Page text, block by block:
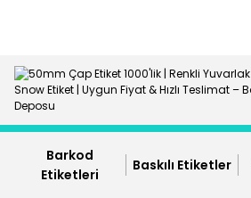
Barkod
Etiketleri
Baskılı Etiketler